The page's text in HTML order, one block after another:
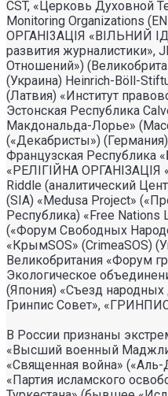
CST, «Церковь Духовной
Monitoring Organizations
ОРГАНI3АЦIЯ «ВIЛЬНИЙ
развития журналистики»,
Отношений»)
(Украина) Heinrich-Böll-
(Латвия) «Институт
Эстонская Республика
Макдональда-Лорье»
(«Декабристы»)
Французская
«РЕЛIГIЙНА ОРГАНIЗАЦIЯ
Riddle (аналитический
(SIA) «Medusa Project»
Республика) «Free Nations
(«Форум Свободных
«КрымSOS» (CrimeaSOS)
Великобритания «Форум
Экологическое
(Япония) «Съезд народных
Гринпис Совет»,
В России признаны
«Высший военный
«Священная война»
«Партия исламского